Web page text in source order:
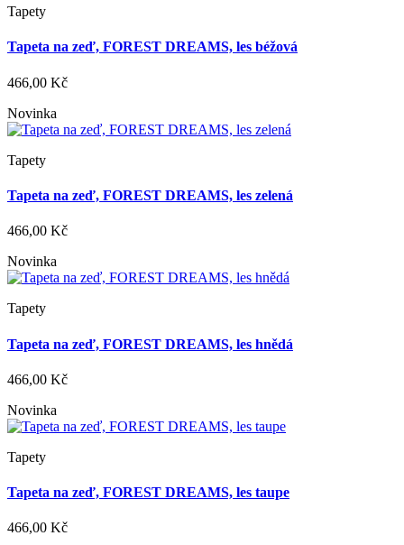
Tapety
Tapeta na zeď, FOREST DREAMS, les béžová
466,00 Kč
Novinka
Tapety
Tapeta na zeď, FOREST DREAMS, les zelená
466,00 Kč
Novinka
Tapety
Tapeta na zeď, FOREST DREAMS, les hnědá
466,00 Kč
Novinka
Tapety
Tapeta na zeď, FOREST DREAMS, les taupe
466,00 Kč